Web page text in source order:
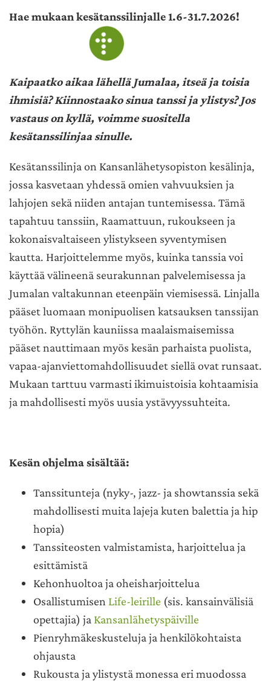
Hae mukaan kesätanssilinjalle 1.6-31.7.2026!
Kaipaatko aikaa lähellä Jumalaa, itseä ja toisia
ihmisiä? Kiinnostaako sinua tanssi ja ylistys? Jos
vastaus on kyllä, voimme suositella
kesätanssilinjaa sinulle.
Kesätanssilinja on Kansanlähetysopiston kesälinja,
jossa kasvetaan yhdessä omien vahvuuksien ja
lahjojen sekä niiden antajan tuntemisessa. Tämä
tapahtuu tanssiin, Raamattuun, rukoukseen ja
kokonaisvaltaiseen ylistykseen syventymisen
kautta. Harjoittelemme myös, kuinka tanssia voi
käyttää välineenä seurakunnan palvelemisessa ja
Jumalan valtakunnan eteenpäin viemisessä. Linjalla
pääset luomaan monipuolisen katsauksen tanssijan
työhön. Ryttylän kauniissa maalaismaisemissa
pääset nauttimaan myös kesän parhaista puolista,
vapaa-ajanviettomahdollisuudet siellä ovat runsaat.
Mukaan tarttuu varmasti ikimuistoisia kohtaamisia
ja mahdollisesti myös uusia ystävyyssuhteita.
Kesän ohjelma sisältää:
Tanssitunteja (nyky-, jazz- ja showtanssia sekä
mahdollisesti muita lajeja kuten balettia ja hip
hopia)
Tanssiteosten valmistamista, harjoittelua ja
esittämistä
Kehonhuoltoa ja oheisharjoittelua
Osallistumisen Life-leirille (sis. kansainvälisiä
opettajia) ja Kansanlähetyspäiville
Pienryhmäkeskusteluja ja henkilökohtaista
ohjausta
Rukousta ja ylistystä monessa eri muodossa